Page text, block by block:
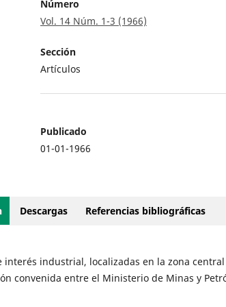
Número
Vol. 14 Núm. 1-3 (1966)
Sección
Artículos
Publicado
01-01-1966
Descargas Referencias bibliográficas
interés industrial, localizadas en la zona
convenida entre el Ministerio de Minas y